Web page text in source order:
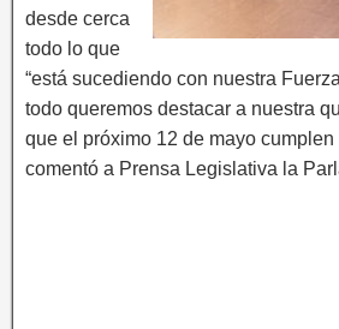
desde cerca
todo lo que
“está sucediendo con nuestra
todo queremos destacar a nuestra
que el próximo 12 de mayo cumplen
comentó a Prensa Legislativa la